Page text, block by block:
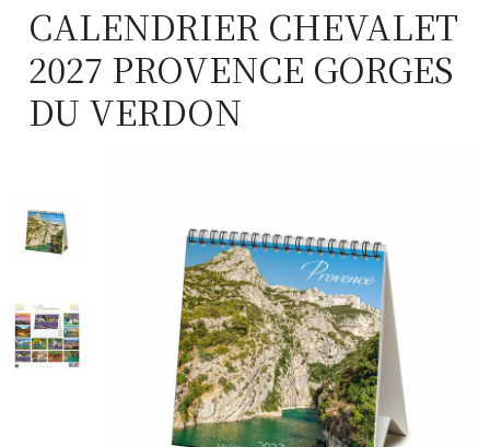
CALENDRIER CHEVALET
2027 PROVENCE GORGES
DU VERDON